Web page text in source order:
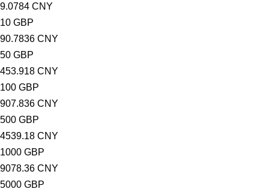
9.0784 CNY
10 GBP
90.7836 CNY
50 GBP
453.918 CNY
100 GBP
907.836 CNY
500 GBP
4539.18 CNY
1000 GBP
9078.36 CNY
5000 GBP